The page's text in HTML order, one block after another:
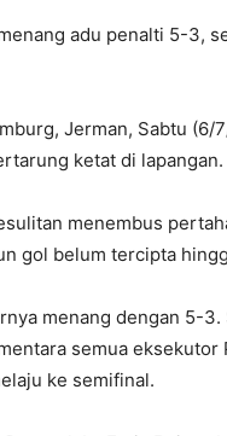
adu penalti 5-3,
Jerman, Sabtu (6/
ketat di lapangan.
menembus
gol belum tercipta
menang dengan 5-
semua eksekutor
ke semifinal.